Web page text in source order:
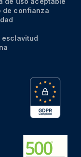
de confianza
esclavitud